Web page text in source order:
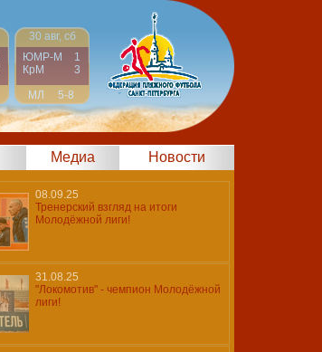
30 авг, сб
ЮМР-М
1
КрМ
3
МЛ
5-8
Медиа Новости
08.09.25
Тренерский взгляд на итоги
Молодёжной лиги!
31.08.25
"Локомотив" - чемпион Молодёжной
лиги!